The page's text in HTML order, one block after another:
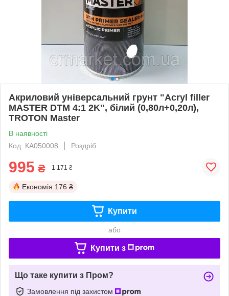
Акриловий універсальний грунт "Acryl filler
MASTER DTM 4:1 2K", білий (0,80л+0,20л),
TROTON Master
В наявності
Код: КА050008
Роздріб
995 ₴ 1 171 ₴
Економія 176 ₴
Купити
або
Купити з
Що таке купити з Пром?
Замовлення під захистом